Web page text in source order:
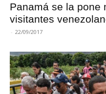
Panamá se la pone
visitantes
- 22/09/2017